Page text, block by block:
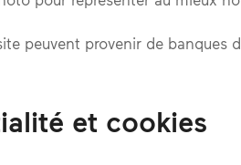
peuvent provenir de
et cookies